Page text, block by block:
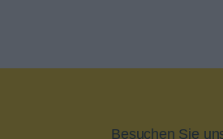
Besuchen Sie